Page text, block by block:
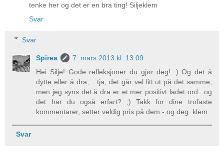
tenke her og det er en bra ting! Siljeklem
Svar
Svar
Spirea
7. mars 2013 kl. 13:09
Hei Silje! Gode refleksjoner du gjør deg! :) Og det å
dytte eller å dra, ...tja, det går vel litt ut på det samme,
men jeg syns det å dra er et mer positivt ladet ord...og
det har du også erfart? ;) Takk for dine trofaste
kommentarer, setter veldig pris på dem - og deg. klem
Svar